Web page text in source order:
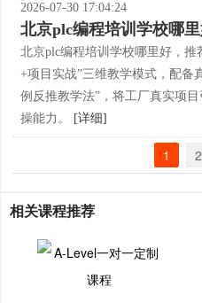
2026-07-30 17:04:24
北京plc编程培训学校哪
北京plc编程培训学校哪里好，推
+项目实战”三维教学模式，配备
例反推教学法”，将工厂真实项
操能力。
[详细]
1 2
相关课程推荐